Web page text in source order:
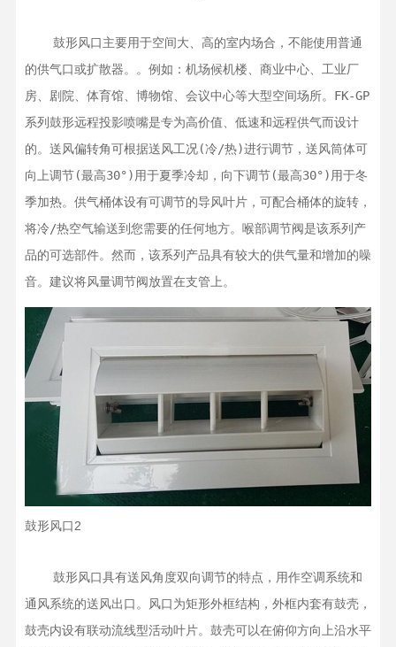
的供气口或扩散器。。例如：机场候机楼、商业中心、工业厂
房、剧院、体育馆、博物馆、会议中心等大型空间场所。FK-GP
系列鼓形远程投影喷嘴是专为高价值、低速和远程供气而设计
的。送风偏转角可根据送风工况(冷/热)进行调节，送风筒体可
向上调节(最高30°)用于夏季冷却，向下调节(最高30°)用于冬
季加热。供气桶体设有可调节的导风叶片，可配合桶体的旋转，
将冷/热空气输送到您需要的任何地方。喉部调节阀是该系列产
品的可选部件。然而，该系列产品具有较大的供气量和增加的噪
音。建议将风量调节阀放置在支管上。
鼓形风口2
通风系统的送风出口。风口为矩形外框结构，外框内套有鼓壳，
鼓壳内设有联动流线型活动叶片。鼓壳可以在俯仰方向上沿水平